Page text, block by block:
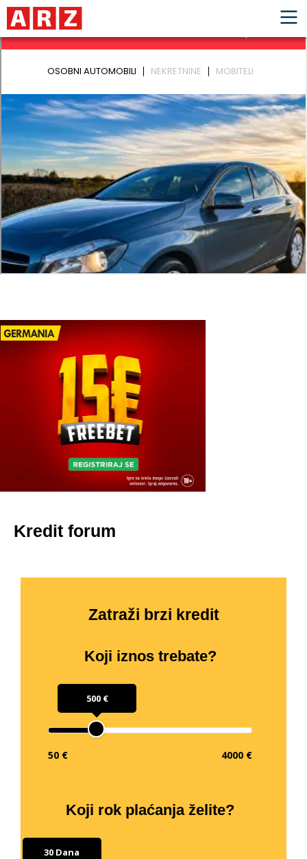
Kredit forum
Zatraži brzi kredit
Koji iznos trebate?
500 €
50 € 4000 €
Koji rok plaćanja želite?
30 Dana